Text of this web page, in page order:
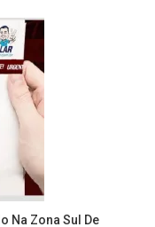
Na Zona Sul De